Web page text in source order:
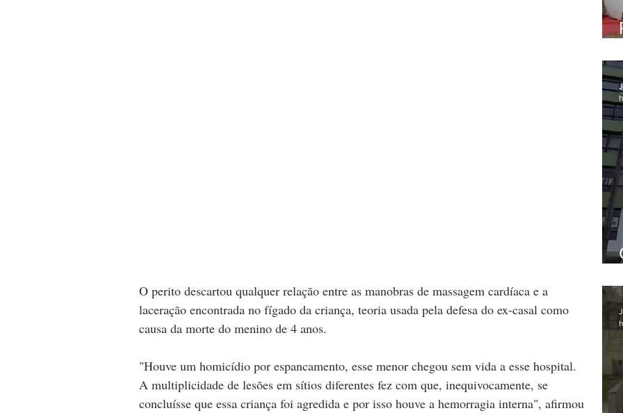
O perito descartou qualquer relação entre as manobras de massagem cardíaca e a
laceração encontrada no fígado da criança, teoria usada pela defesa do ex-casal como
causa da morte do menino de 4 anos.
"Houve um homicídio por espancamento, esse menor chegou sem vida a esse hospital.
A multiplicidade de lesões em sítios diferentes fez com que, inequivocamente, se
concluísse que essa criança foi agredida e por isso houve a hemorragia interna", afirmou